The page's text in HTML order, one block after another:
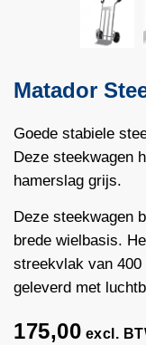
Matador
Goede stabiele
Deze steekwagen
hamerslag grijs.
Deze steekwagen
brede wielbasis.
streekvlak van
geleverd met
175,00 excl.